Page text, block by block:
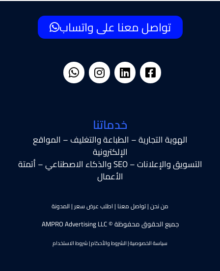
تواصل معنا على واتساب
خدماتنا
الهوية التجارية – الطباعة والتغليف – المواقع
الإلكترونية
التسويق والإعلانات – SEO والذكاء الاصطناعي – أتمتة
الأعمال
من نحن|تواصل معنا | اطلب عرض سعر| المدونة
جميع الحقوق محفوظة © AMPRO Advertising LLC
سياسة الخصوصية|الشروط والأحكام|شروط الاستخدام